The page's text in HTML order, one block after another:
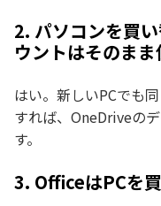
2. パソコンを買
ウントはそのまま
はい。新しいPCでも
すれば、OneDriveの
す。
3. OfficeはPCを